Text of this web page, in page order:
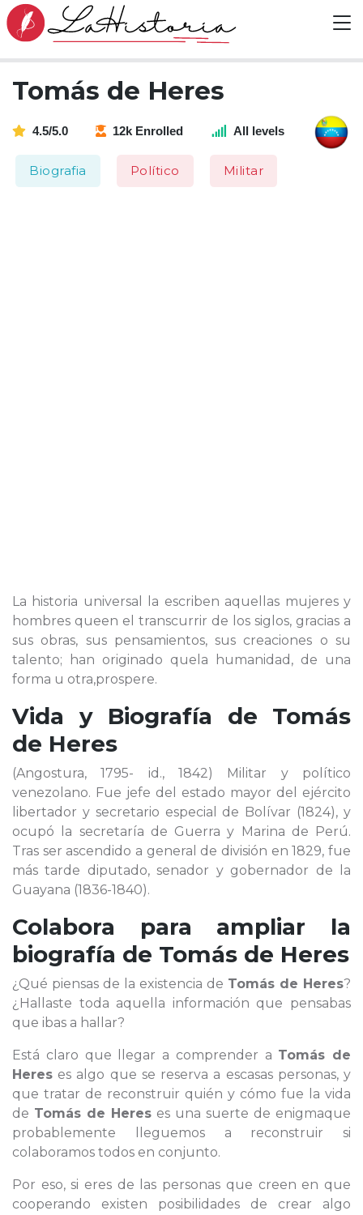
Tomás de Heres
4.5/5.0 12k Enrolled All levels
Biografia Político Militar
La historia universal la escriben aquellas mujeres y
hombres queen el transcurrir de los siglos, gracias a
sus obras, sus pensamientos, sus creaciones o su
talento; han originado quela humanidad, de una
forma u otra,prospere.
Vida y Biografía de Tomás
de Heres
(Angostura, 1795- id., 1842) Militar y político
venezolano. Fue jefe del estado mayor del ejército
libertador y secretario especial de Bolívar (1824), y
ocupó la secretaría de Guerra y Marina de Perú.
Tras ser ascendido a general de división en 1829, fue
más tarde diputado, senador y gobernador de la
Guayana (1836-1840).
Colabora para ampliar la
biografía de Tomás de Heres
¿Qué piensas de la existencia de Tomás de Heres?
¿Hallaste toda aquella información que pensabas
que ibas a hallar?
Está claro que llegar a comprender a Tomás de
Heres es algo que se reserva a escasas personas, y
que tratar de reconstruir quién y cómo fue la vida
de Tomás de Heres es una suerte de enigmaque
probablemente lleguemos a reconstruir si
colaboramos todos en conjunto.
Por eso, si eres de las personas que creen en que
cooperando existen posibilidades de crear algo